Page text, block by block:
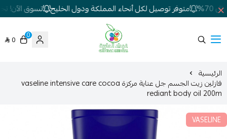
متوفر توصيل لكل أنحاء المملكة ودول الخليج تسوق الآن!
شركة غيداء المتطورة الطبية
0
0
الرئيسية
فازلين زيت الجسم جل عناية مركزة vaseline intensive care cocoa
rediant body oil 200m
VASELINE